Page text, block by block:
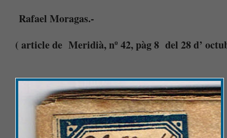
Rafael Moragas.-
( article de Meridià, nº 42, pàg 8 del 28 d’